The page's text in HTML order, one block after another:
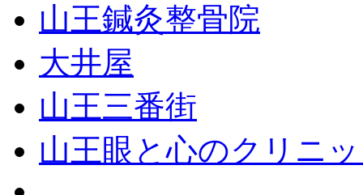
山王鍼灸整骨院
大井屋
山王三番街
山王眼と心のクリニ